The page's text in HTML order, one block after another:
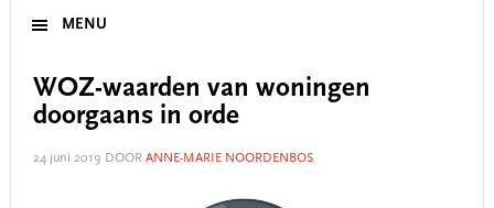
MENU
WOZ-waarden van woningen
doorgaans in orde
24 juni 2019 DOOR ANNE-MARIE NOORDENBOS